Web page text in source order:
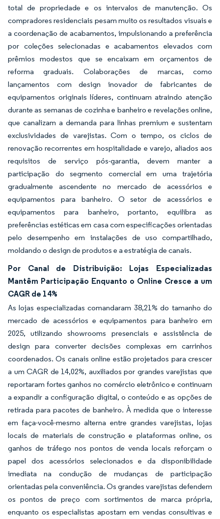
total de propriedade e os intervalos de manutenção. Os
compradores residenciais pesam muito os resultados visuais e
a coordenação de acabamentos, impulsionando a preferência
por coleções selecionadas e acabamentos elevados com
prêmios modestos que se encaixam em orçamentos de
reforma graduais. Colaborações de marcas, como
lançamentos com design inovador de fabricantes de
equipamentos originais líderes, continuam atraindo atenção
durante as semanas de cozinha e banheiro e revelações online,
que canalizam a demanda para linhas premium e sustentam
exclusividades de varejistas. Com o tempo, os ciclos de
renovação recorrentes em hospitalidade e varejo, aliados aos
requisitos de serviço pós-garantia, devem manter a
participação do segmento comercial em uma trajetória
gradualmente ascendente no mercado de acessórios e
equipamentos para banheiro. O setor de acessórios e
equipamentos para banheiro, portanto, equilibra as
preferências estéticas em casa com especificações orientadas
pelo desempenho em instalações de uso compartilhado,
moldando o design de produtos e a estratégia de canais.
Por Canal de Distribuição: Lojas Especializadas
Mantêm Participação Enquanto o Online Cresce a um
CAGR de 14%
As lojas especializadas comandaram 38,21% do tamanho do
mercado de acessórios e equipamentos para banheiro em
2025, utilizando showrooms presenciais e assistência de
design para converter decisões complexas em carrinhos
coordenados. Os canais online estão projetados para crescer
a um CAGR de 14,02%, auxiliados por grandes varejistas que
reportaram fortes ganhos no comércio eletrônico e continuam
a expandir a configuração digital, o conteúdo e as opções de
retirada para pacotes de banheiro. À medida que o interesse
em faça-você-mesmo alterna entre grandes varejistas, lojas
locais de materiais de construção e plataformas online, os
ganhos de tráfego nos pontos de venda locais reforçam o
papel dos acessórios selecionados e da disponibilidade
imediata na condução de mudanças de participação
orientadas pela conveniência. Os grandes varejistas defendem
os pontos de preço com sortimentos de marca própria,
enquanto os especialistas apostam em vendas consultivas e